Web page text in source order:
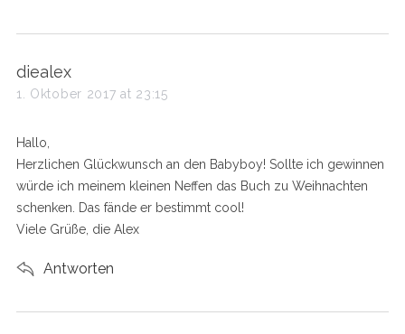
s
a
s
:
diealex
1. Oktober 2017 at 23:15
Hallo,
Herzlichen Glückwunsch an den Babyboy! Sollte ich gewinnen
würde ich meinem kleinen Neffen das Buch zu Weihnachten
schenken. Das fände er bestimmt cool!
Viele Grüße, die Alex
Antworten